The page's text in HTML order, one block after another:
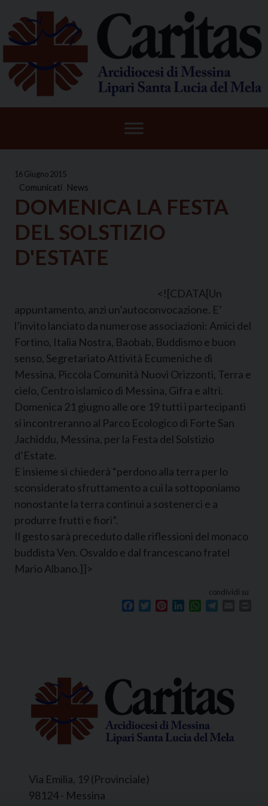
content
16 Giugno 2015
Comunicati News
DOMENICA LA FESTA
DEL SOLSTIZIO
D'ESTATE
<![CDATA[Un
appuntamento, anzi un’autoconvocazione. E’
l’invito lanciato da numerose associazioni: Amici del
Fortino, Italia Nostra, Baobab, Buddismo e buon
senso, Segretariato Attività Ecumeniche di
Messina, Piccola Comunità Nuovi Orizzonti, Terra e
cielo, Centro islamico di Messina, Gifra e altri.
Domenica 21 giugno alle ore 19 tutti i partecipanti
si incontreranno al Parco Ecologico di Forte San
Jachiddu, Messina, per la Festa del Solstizio
d’Estate.
E insieme si chiederà “perdono alla terra per lo
sconsiderato sfruttamento a cui la sottoponiamo
nonostante la terra continui a sostenerci e a
produrre frutti e fiori”.
Il gesto sarà preceduto dalle riflessioni del monaco
buddista Ven. Osvaldo e dal francescano fratel
Mario Albano.]]>
condividi su
Facebook
TwitterPinterestLinkedInWhatsApp
Via Emilia, 19 (Provinciale)
98124 - Messina